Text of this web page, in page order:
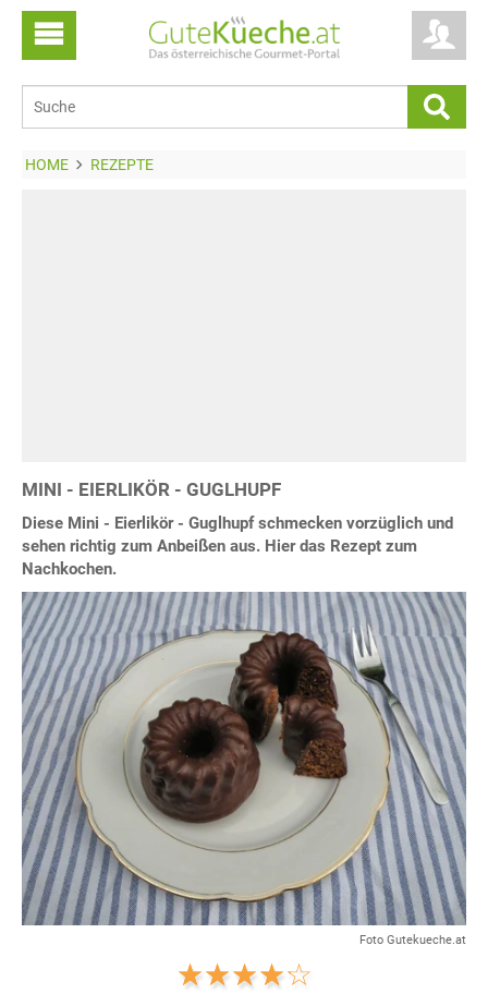
HOME REZEPTE
MINI - EIERLIKÖR - GUGLHUPF
Diese Mini - Eierlikör - Guglhupf schmecken vorzüglich und
sehen richtig zum Anbeißen aus. Hier das Rezept zum
Nachkochen.
Foto Gutekueche.at